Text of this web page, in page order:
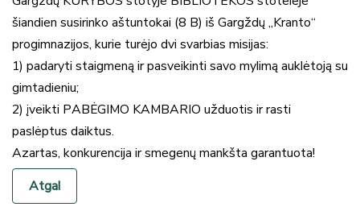
šiandien susirinko aštuntokai (8 B) iš Gargždų „Kranto“
progimnazijos, kurie turėjo dvi svarbias misijas:
1) padaryti staigmeną ir pasveikinti savo mylimą auklėtoją su
gimtadieniu;
2) įveikti PABĖGIMO KAMBARIO užduotis ir rasti
paslėptus daiktus.
Azartas, konkurencija ir smegenų mankšta garantuota!
Atgal